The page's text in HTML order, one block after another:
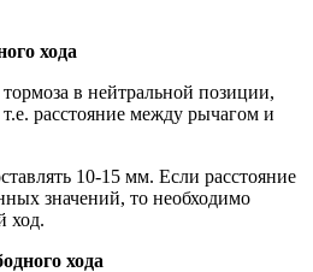
хода
в нейтральной позиции,
расстояние между рычагом и
10-15 мм. Если расстояние
значений, то необходимо
ход.
хода